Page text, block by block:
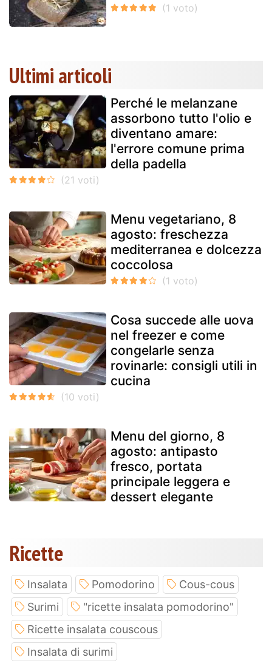
Ultimi articoli
Perché le melanzane
assorbono tutto l'olio e
diventano amare:
l'errore comune prima
della padella
Menu vegetariano, 8
agosto: freschezza
mediterranea e dolcezza
coccolosa
Cosa succede alle uova
nel freezer e come
congelarle senza
rovinarle: consigli utili in
cucina
Menu del giorno, 8
agosto: antipasto
fresco, portata
principale leggera e
dessert elegante
Ricette
Insalata Pomodorino
Cous-cous
Surimi
"ricette insalata pomodorino"
Ricette insalata couscous
Insalata di surimi